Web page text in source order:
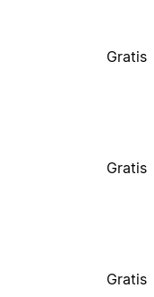
Gratis
Gratis
Gratis